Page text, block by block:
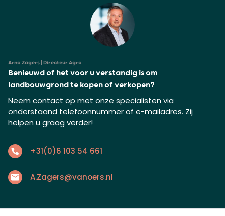
Arno Zagers | Directeur Agro
Benieuwd of het voor u verstandig is om
landbouwgrond te kopen of verkopen?
Neem contact op met onze specialisten via
onderstaand telefoonnummer of e-mailadres. Zij
helpen u graag verder!
+31(0)6 103 54 661
A.Zagers@vanoers.nl